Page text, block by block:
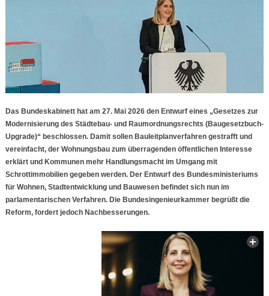
Das Bundeskabinett hat am 27. Mai 2026 den Entwurf eines „Gesetzes zur
Modernisierung des Städtebau- und Raumordnungsrechts (Baugesetzbuch-
Upgrade)“ beschlossen. Damit sollen Bauleitplanverfahren gestrafft und
vereinfacht, der Wohnungsbau zum überragenden öffentlichen Interesse
erklärt und Kommunen mehr Handlungsmacht im Umgang mit
Schrottimmobilien gegeben werden. Der Entwurf des Bundesministeriums
für Wohnen, Stadtentwicklung und Bauwesen befindet sich nun im
parlamentarischen Verfahren. Die Bundesingenieurkammer begrüßt die
Reform, fordert jedoch Nachbesserungen.